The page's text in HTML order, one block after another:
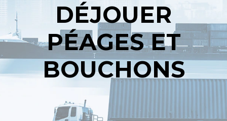
DÉJOUER
PÉAGES ET
BOUCHONS